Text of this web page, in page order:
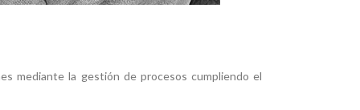
mediante la gestión de procesos cumpliendo el